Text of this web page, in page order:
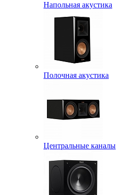
Напольная акустика
Полочная акустика
Центральные каналы